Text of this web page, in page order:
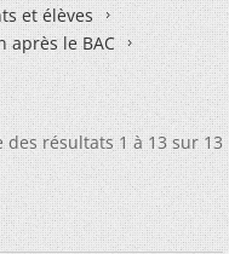
et élèves
après le BAC
des résultats 1 à 13 sur 13